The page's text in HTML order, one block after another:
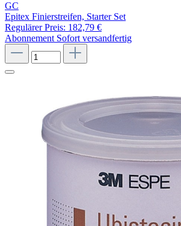
GC
Epitex Finierstreifen, Starter Set
Regulärer Preis: 182,79 €
Abonnement Sofort versandfertig